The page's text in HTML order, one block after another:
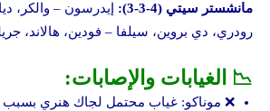
مانشستر سيتي (4-3-3):
إيدرسون – والكر،
رودري، دي بروين، سيلفا – فودين، هالاند،
📉 الغيابات والإصابات:
❌ موناكو: غياب محتمل لجاك هنري بسبب